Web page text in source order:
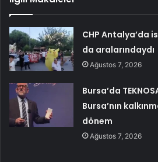
CHP Antalya’da
da aralarındaydı
Ağustos 7, 2026
Bursa’da
Bursa’nın
dönem
Ağustos 7, 2026